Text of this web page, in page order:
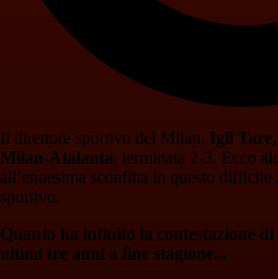
Il direttore sportivo del Milan, Igli Tare,
Milan-Atalanta, terminata 2-3. Ecco
all’ennesima sconfitta in questo
sportivo.
Quanto ha influito la contestazione di
ultimi tre anni a fine stagione...